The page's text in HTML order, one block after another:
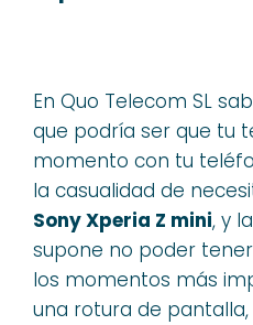
En Quo Telecom SL
que podría ser que tu
momento con tu
la casualidad de
Sony Xperia Z mini, y
supone no poder
los momentos más
una rotura de